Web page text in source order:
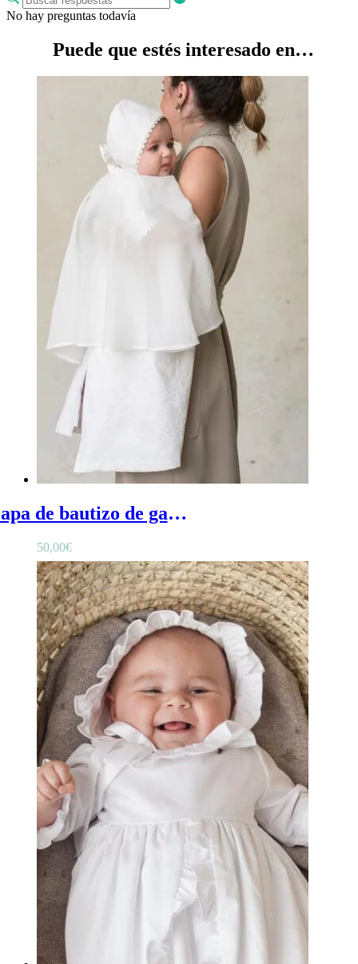
No hay preguntas todavía
Puede que estés interesado en…
Capa de bautizo de gasa - Capa de bautizo blanca para bebé, de gasa de algodón semitransparente
50,00€